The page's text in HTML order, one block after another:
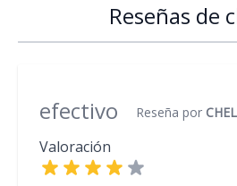
Reseñas de
efectivo Reseña por
Valoración